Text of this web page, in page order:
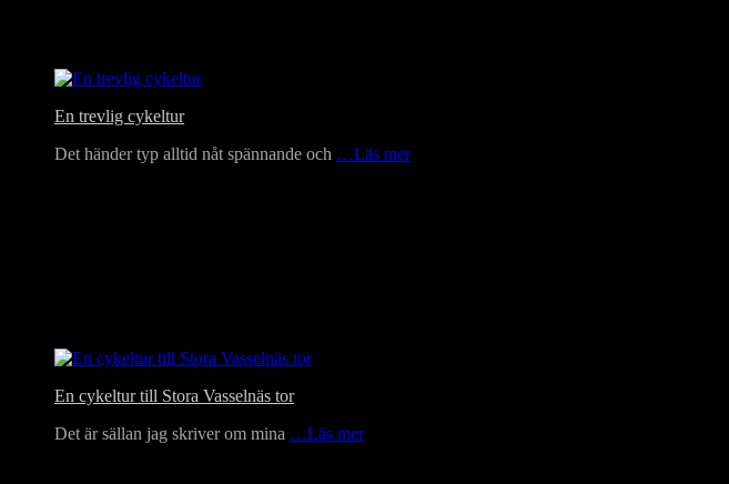
En trevlig cykeltur
Det händer typ alltid nåt spännande och …Läs mer
En cykeltur till Stora Vasselnäs tor
Det är sällan jag skriver om mina …Läs mer